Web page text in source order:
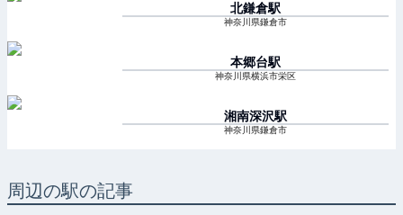
北鎌倉駅
神奈川県鎌倉市
本郷台駅
神奈川県横浜市栄区
湘南深沢駅
神奈川県鎌倉市
周辺の駅の記事